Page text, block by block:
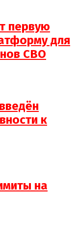
первую
для
СВО
к
на